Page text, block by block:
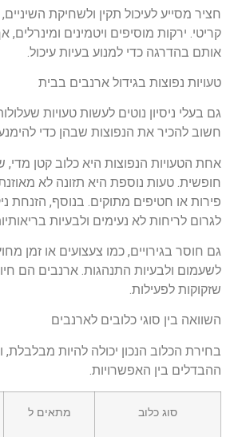
חציר מסייע לעיכול תקין ולשחיקת
קריטי. ירקות מוסיפים ויטמינים
אותם בהדרגה כדי למנוע בעיות עיכול.
טעויות נפוצות בגידול ארנבים בבית
גם בעלי ניסיון נוטים לעשות טעויות
חשוב להכיר את הנפוצות שבהן כדי
אחת הטעויות הנפוצות היא כלוב קטן
חופשית. טעות נוספת היא תזונה לא
פירות או חטיפים מתוקים. בנוסף, הזנחת
לגרום לריחות לא נעימים ולבעיות
גם חוסר בגירויים, כמו צעצועים או זמן
לשעמום ולבעיות התנהגות. ארנבים הם
שזקוקות לפעילות.
השוואה בין סוגי כלובים לארנבים
בחירת הכלוב הנכון יכולה להיות מבלבלת,
ההבדלים בין האפשרויות.
סוג כלוב מתאים ל